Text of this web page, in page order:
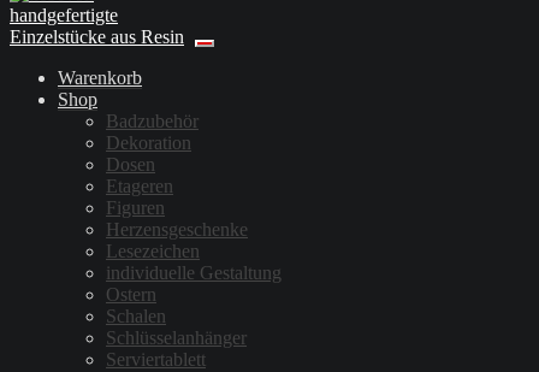
Warenkorb
Shop
Badzubehör
Dekoration
Dosen
Etageren
Figuren
Herzensgeschenke
Lesezeichen
individuelle Gestaltung
Ostern
Schalen
Schlüsselanhänger
Serviertablett